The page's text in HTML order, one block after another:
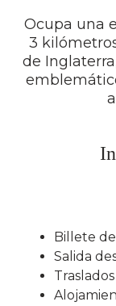
Ocupa una
3
de
Billete
Salida